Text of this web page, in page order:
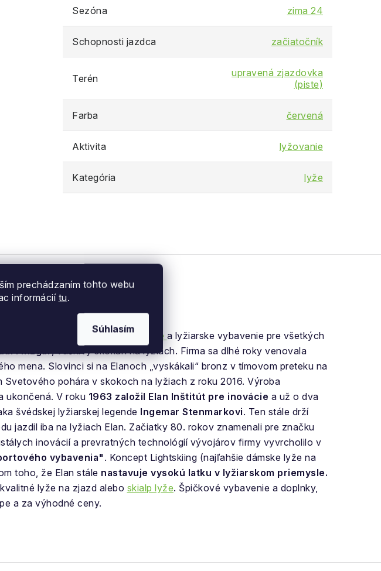
prechádzaním tohto webu
informácií tu.
Súhlasím
Sezóna zima 24
Schopnosti jazdca začiatočník
Terén
upravená zjazdovka
(piste)
Farba červená
Aktivita lyžovanie
Kategória lyže
najdokonalejšiezjazdové lyže a lyžiarske vybavenie pre všetkých
Finžgar, vášnivý skokan na lyžiach. Firma sa dlhé roky venovala
mena. Slovinci si na Elanoch „vyskákali“ bronz v tímovom preteku na
pohára v skokoch na lyžiach z roku 2016. Výroba
ukončená. V roku 1963 založil Elan Inštitút pre inovácie a už o dva
švédskej lyžiarskej legende Ingemar Stenmarkovi. Ten stále drží
jazdil iba na lyžiach Elan. Začiatky 80. rokov znamenali pre značku
inovácií a prevratných technológií vývojárov firmy vyvrcholilo v
vybavenia" . Koncept Lightskiing (najľahšie dámske lyže na
toho, že Elan stále nastavuje vysokú latku v lyžiarskom priemysle.
lyže na zjazd alebo skialp lyže. Špičkové vybavenie a doplnky,
a za výhodné ceny.